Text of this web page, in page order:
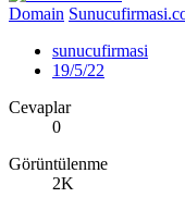
Domain
sunucufirmasi
19/5/22
Cevaplar
0
Görüntülenme
2K